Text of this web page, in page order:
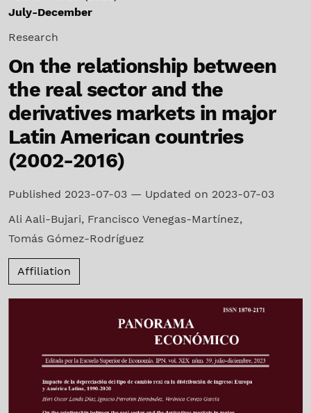
July-December
Research
On the relationship between
the real sector and the
derivatives markets in major
Latin American countries
(2002-2016)
Published 2023-07-03 — Updated on 2023-07-03
Ali Aali-Bujari, Francisco Venegas-Martínez,
Tomás Gómez-Rodríguez
Affiliation